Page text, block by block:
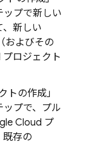
ップで新しい
、新しい
およびその
プロジェクト
トの作成」
プで、プル
Cloud プ
既存の